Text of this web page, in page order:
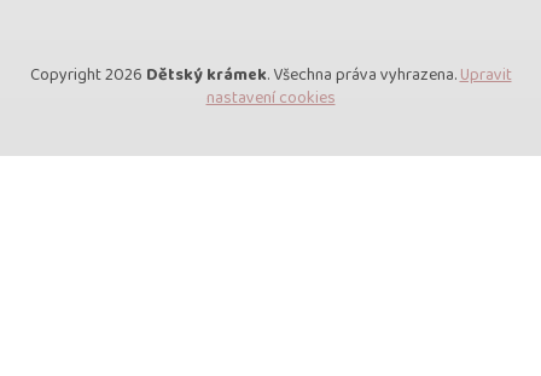
Copyright 2026 Dětský krámek. Všechna práva vyhrazena.Upravit
nastavení cookies